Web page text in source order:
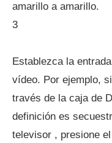
amarillo a amarillo.
3
Establezca la
vídeo. Por ejemplo,
través de la caja de
definición es
televisor , presione